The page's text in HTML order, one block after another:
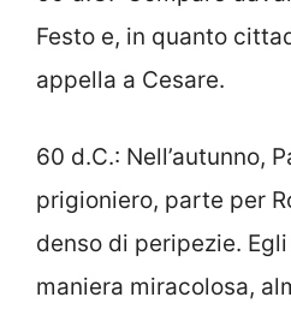
Festo e, in quanto
appella a Cesare.
60 d.C.: Nell’autunno,
prigioniero, parte per
denso di peripezie.
maniera miracolosa,